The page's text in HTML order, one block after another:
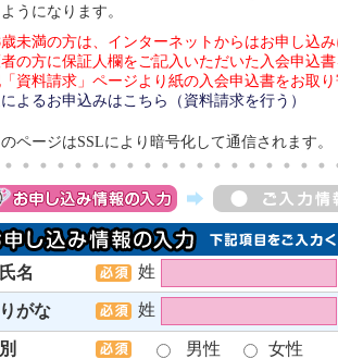
うになります。
未満の方は、インターネットからはお申し込
の方に保証人欄をご記入いただいた入会申込
資料請求」ページより紙の入会申込書をお取
よるお申込みはこちら（資料請求を行う）
ページはSSLにより暗号化して通信されます。
名 姓
がな 姓
男性
女性